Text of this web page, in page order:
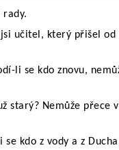
rady.
učitel, který přišel od
li se kdo znovu,
starý? Nemůže přece
kdo z vody a z